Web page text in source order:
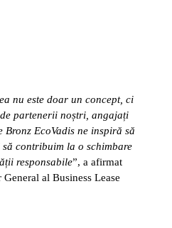
nu este doar un concept, ci
partenerii noștri, angajați
EcoVadis ne inspiră să
contribuim la o schimbare
responsabile”, a afirmat
al Business Lease